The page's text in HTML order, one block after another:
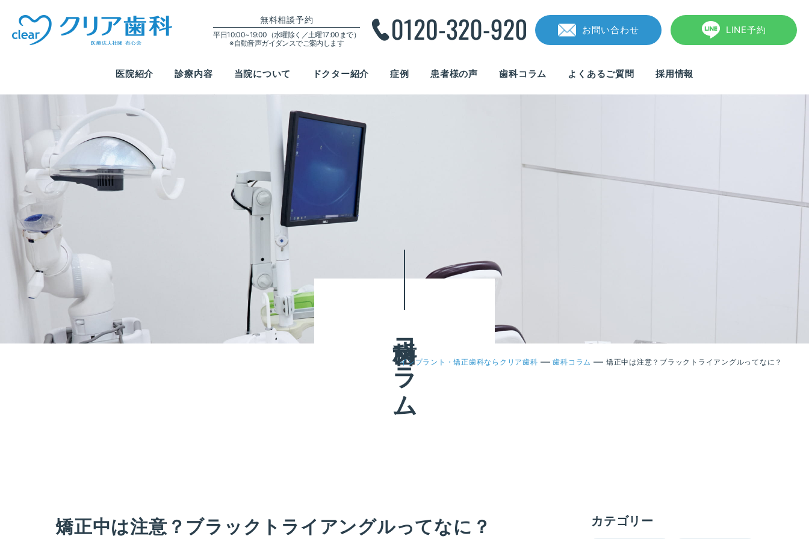
無料相談予約
平日10:00~19:00（水曜除く／土曜17:00まで）
※自動音声ガイダンスでご案内します
お問い合わせ LINE予約
医院紹介 診療内容 当院について ドクター紹介 症例 患者様の声 歯科コラム よくあるご質問 採用情報
歯科コラム
インプラント・矯正歯科ならクリア歯科 — 歯科コラム — 矯正中は注意？ブラックトライアングルってなに？
矯正中は注意？ブラックトライアングルってなに？ カテゴリー